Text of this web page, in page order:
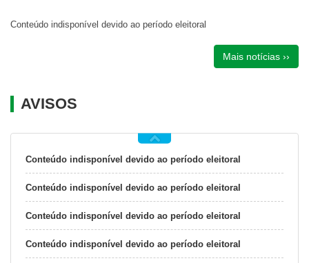
Conteúdo indisponível devido ao período eleitoral
Mais notícias ››
AVISOS
Conteúdo indisponível devido ao período eleitoral
Conteúdo indisponível devido ao período eleitoral
Conteúdo indisponível devido ao período eleitoral
Conteúdo indisponível devido ao período eleitoral